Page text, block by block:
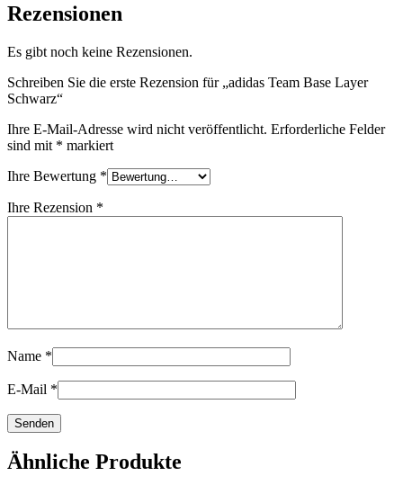
Rezensionen
Es gibt noch keine Rezensionen.
Schreiben Sie die erste Rezension für „adidas Team Base Layer
Schwarz“
Ihre E-Mail-Adresse wird nicht veröffentlicht. Erforderliche Felder
sind mit * markiert
Ihre Bewertung *
Ihre Rezension *
Name *
E-Mail *
Ähnliche Produkte